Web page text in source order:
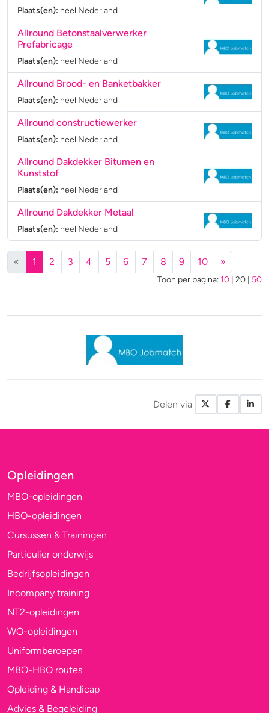
Plaats(en): heel Nederland
Allround Betonstaalverwerker
Prefabricage
Plaats(en): heel Nederland
Allround Brood- en Banketbakker
Plaats(en): heel Nederland
Allround constructiewerker
Plaats(en): heel Nederland
Allround Dakdekker Bitumen en
Kunststof
Plaats(en): heel Nederland
Allround Dakdekker Metaal
Plaats(en): heel Nederland
« 1 (huidige)
2 3 4 5 6 7 8 9 10 »
Toon per pagina: 10 20 50
Delen via X /
Opleidingen
MBO-opleidingen
HBO-opleidingen
Cursussen & Trainingen
Particulier onderwijs
Bedrijfsopleidingen
Incompany training
NT2-opleidingen
WO-opleidingen
Uniformberoepen
MBO-HBO routes
Opleiding & Handicap
Advies & Begeleiding